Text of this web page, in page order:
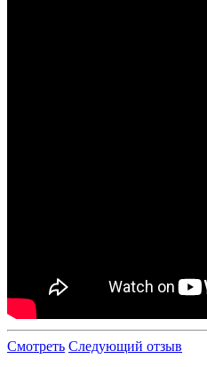
Смотреть Следующий отзыв